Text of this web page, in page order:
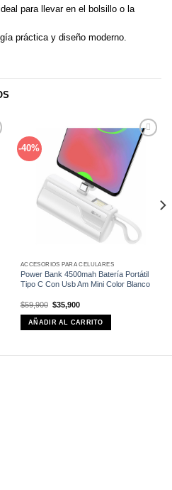
para llevar en el bolsillo o la
práctica y diseño moderno.
-40%
Añadir
lista de
ACCESORIOS PARA CELULARES
Power Bank 4500mah Batería Portátil
Tipo C Con Usb Am Mini Color Blanco
$59,900 El
precio
original
era:
$59,900.
$35,900El
actual
es:
$35,900.
AÑADIR AL CARRITO